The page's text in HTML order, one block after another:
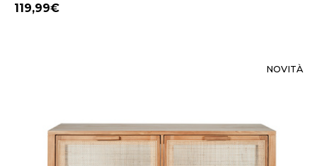
119,99
NOVITÀ